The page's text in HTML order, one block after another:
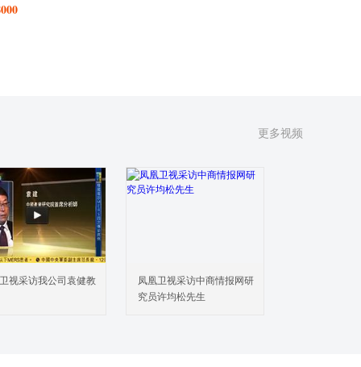
视采访我公司袁健教
凤凰卫视采访中商情报网研
究员许均松先生
更多视频
展现状及“十四五”前景预测
国市场竞争格局
三方冷链物流中国企业SWOT分析
品类型第三方冷链物流分析
球市场不同产品类型第三方冷链物流总体规模
国市场不同产品类型第三方冷链物流总体规模
应用第三方冷链物流分析